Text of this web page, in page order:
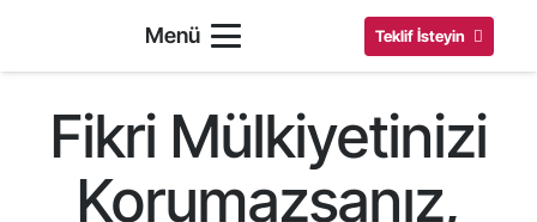
Menü Teklif İsteyin
Fikri Mülkiyetinizi
Korumazsanız,